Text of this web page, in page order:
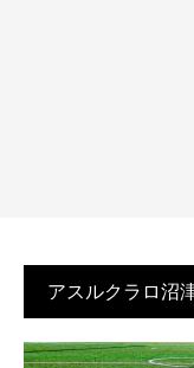
アスルクラロ沼